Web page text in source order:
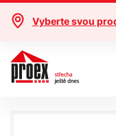
Vyberte svou